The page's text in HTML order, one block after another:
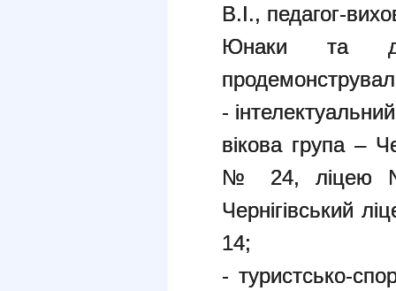
В.І., педагог-
Юнаки та
-
вікова група –
№ 24, ліцею
14;
- туристсько-